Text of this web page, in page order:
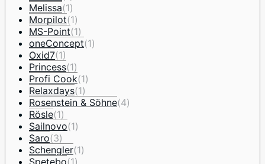
Melissa(1)
Morpilot(1)
MS-Point(1)
oneConcept(1)
Oxid7(1)
Princess(1)
Profi Cook(1)
Relaxdays(1)
Rosenstein & Söhne(4)
Rösle(1)
Sailnovo(1)
Saro(3)
Schengler(1)
Spetebo(1)